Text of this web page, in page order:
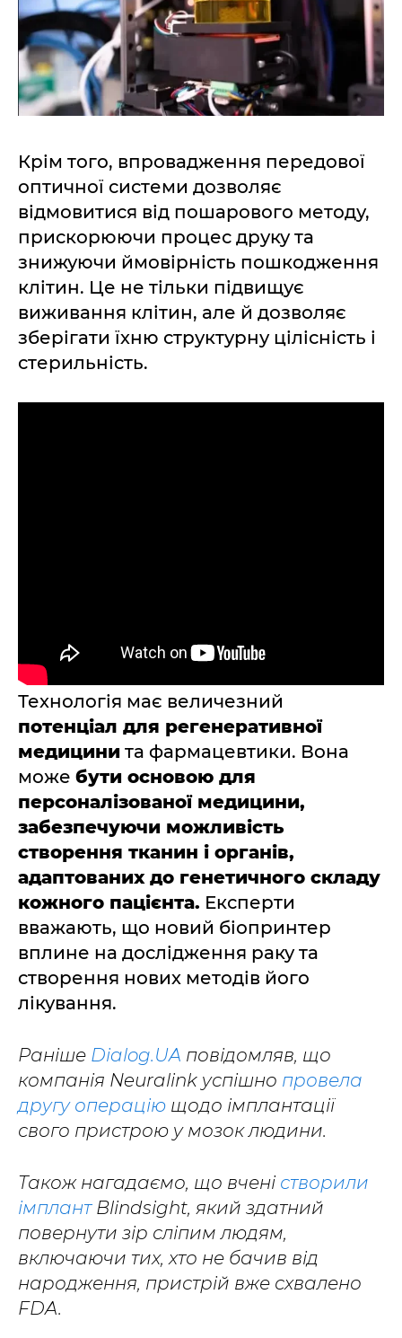
Крім того, впровадження передової
оптичної системи дозволяє
відмовитися від пошарового методу,
прискорюючи процес друку та
знижуючи ймовірність пошкодження
клітин. Це не тільки підвищує
виживання клітин, але й дозволяє
зберігати їхню структурну цілісність і
стерильність.
Технологія має величезний
потенціал для регенеративної
медицини та фармацевтики. Вона
може бути основою для
персоналізованої медицини,
забезпечуючи можливість
створення тканин і органів,
адаптованих до генетичного складу
кожного пацієнта. Експерти
вважають, що новий біопринтер
вплине на дослідження раку та
створення нових методів його
лікування.
Раніше Dialog.UA повідомляв, що
компанія Neuralink успішно провела
другу операцію щодо імплантації
свого пристрою у мозок людини.
Також нагадаємо, що вчені створили
імплантBlindsight, який здатний
повернути зір сліпим людям,
включаючи тих, хто не бачив від
народження, пристрій вже схвалено
FDA.